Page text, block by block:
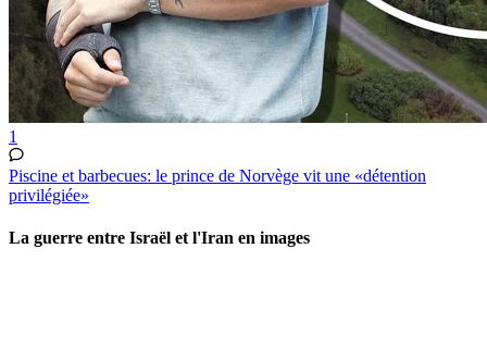
1
Piscine et barbecues: le prince de Norvège vit une «détention
privilégiée»
La guerre entre Israël et l'Iran en images